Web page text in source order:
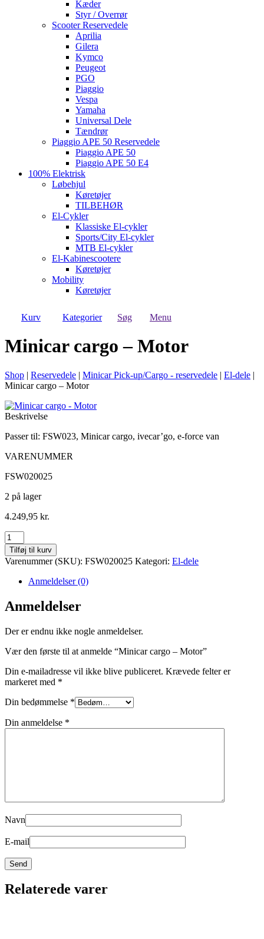
Kæder
Styr / Overrør
Scooter Reservedele
Aprilia
Gilera
Kymco
Peugeot
PGO
Piaggio
Vespa
Yamaha
Universal Dele
Tændrør
Piaggio APE 50 Reservedele
Piaggio APE 50
Piaggio APE 50 E4
100% Elektrisk
Løbehjul
Køretøjer
TILBEHØR
El-Cykler
Klassiske El-cykler
Sports/City El-cykler
MTB El-cykler
El-Kabinescootere
Køretøjer
Mobility
Køretøjer
Kurv Kategorier Søg Menu
Minicar cargo – Motor
Shop | Reservedele | Minicar Pick-up/Cargo - reservedele | El-dele |
Minicar cargo – Motor
Beskrivelse
Passer til: FSW023, Minicar cargo, ivecar’go, e-force van
VARENUMMER
FSW020025
2 på lager
4.249,95 kr.
Minicar
cargo
-
Motor
antal
Tilføj til kurv
Varenummer (SKU): FSW020025 Kategori: El-dele
Anmeldelser (0)
Anmeldelser
Der er endnu ikke nogle anmeldelser.
Vær den første til at anmelde “Minicar cargo – Motor”
Din e-mailadresse vil ikke blive publiceret. Krævede felter er
markeret med *
Din bedømmelse *
Din anmeldelse *
Navn
E-mail
Relaterede varer